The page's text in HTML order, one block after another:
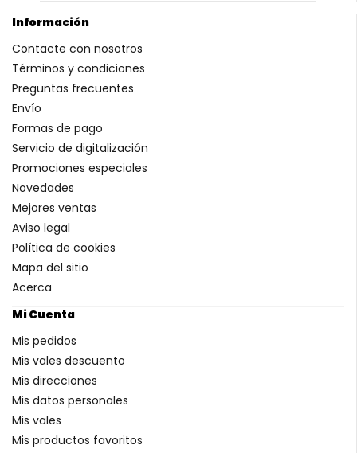
Información
Contacte con nosotros
Términos y condiciones
Preguntas frecuentes
Envío
Formas de pago
Servicio de digitalización
Promociones especiales
Novedades
Mejores ventas
Aviso legal
Política de cookies
Mapa del sitio
Acerca
Mi Cuenta
Mis pedidos
Mis vales descuento
Mis direcciones
Mis datos personales
Mis vales
Mis productos favoritos